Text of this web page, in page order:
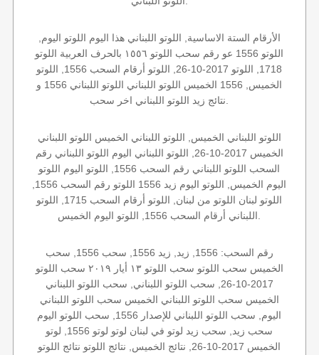
الأرقام الستة الاساسية, اللوتو اللبناني هذا اليوم اللوتو اليوم,
اللوتو 1556 عو رقم سحب اللوتو ١٥٥٦ بالحرف العربية اللوتو
1718, اللوتو 2017-10-26, اللوتو أرقام السحب 1556, اللوتو
الخميس, 1556 الخميس اللوتو اللبناني اللوتو اللبناني 1556 و
اللوتو اللبناني الخميس, اللوتو اللبناني الخميس اللوتو اللبناني
الخميس 2017-10-26, اللوتو اللبناني اليوم اللوتو اللبناني رقم
السحب اللوتو اللبناني رقم السحب 1556, اللوتو اليوم اللوتو
اللوتو لبنان اللوتو من لبنان, اللوتو أرقام السحب 1715, اللوتو
رقم السحب: 1556, زيد, زيد 1556, سحب 1556, سحب
الخميس سحب اللوتو سحب اللوتو ١٣ أيار ٢٠١٩ سحب اللوتو
2017-10-26, سحب اللوتو اللبناني, سحب اللوتو اللبناني
الخميس سحب اللوتو اللبناني الخميس سحب اللوتو اللبناني
اليوم, سحب اللوتو اللبناني للإصدار 1556, سحب اللوتو اليوم
سحب زيد, سحب زيد لوتو في لبنان لوتو لوتو 1556, لوتو
الخميس 2017-10-26, نتائج الخميس, نتائج اللوتو نتائج اللوتو